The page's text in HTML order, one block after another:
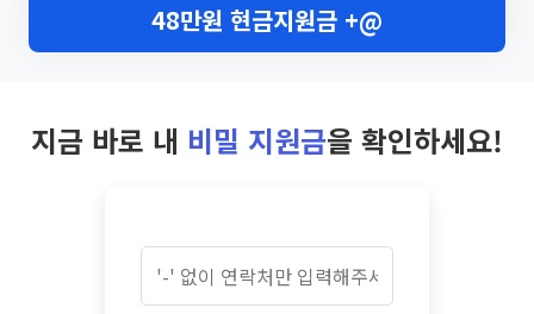
48만원 현금지원금 +@
지금 바로 내 비밀 지원금을 확인하세요!